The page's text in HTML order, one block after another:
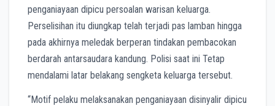
penganiayaan dipicu persoalan warisan keluarga.
Perselisihan itu diungkap telah terjadi pas lamban hingga
pada akhirnya meledak berperan tindakan pembacokan
berdarah antarsaudara kandung. Polisi saat ini Tetap
mendalami latar belakang sengketa keluarga tersebut.
“Motif pelaku melaksanakan penganiayaan disinyalir dipicu